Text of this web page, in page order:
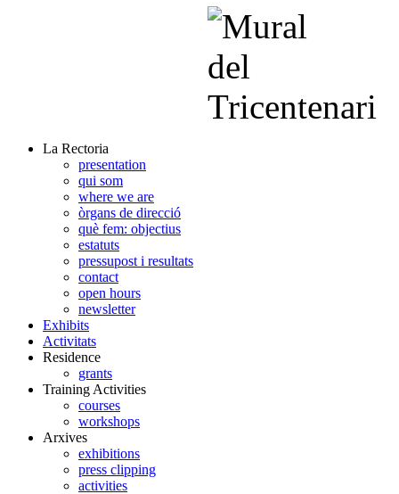
La Rectoria
presentation
qui som
where we are
òrgans de direcció
què fem: objectius
estatuts
pressupost i resultats
contact
open hours
newsletter
Exhibits
Activitats
Residence
grants
Training Activities
courses
workshops
Arxives
exhibitions
press clipping
activities